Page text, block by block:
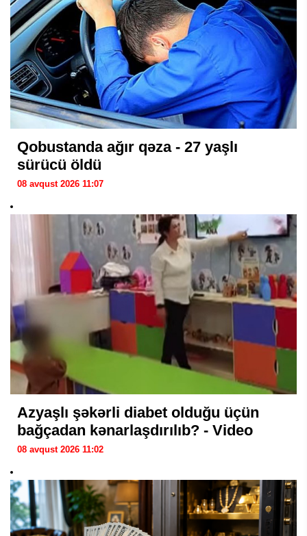
Qobustanda ağır qəza - 27 yaşlı
sürücü öldü
08 avqust 2026 11:07
Azyaşlı şəkərli diabet olduğu üçün
bağçadan kənarlaşdırılıb? - Video
08 avqust 2026 11:02